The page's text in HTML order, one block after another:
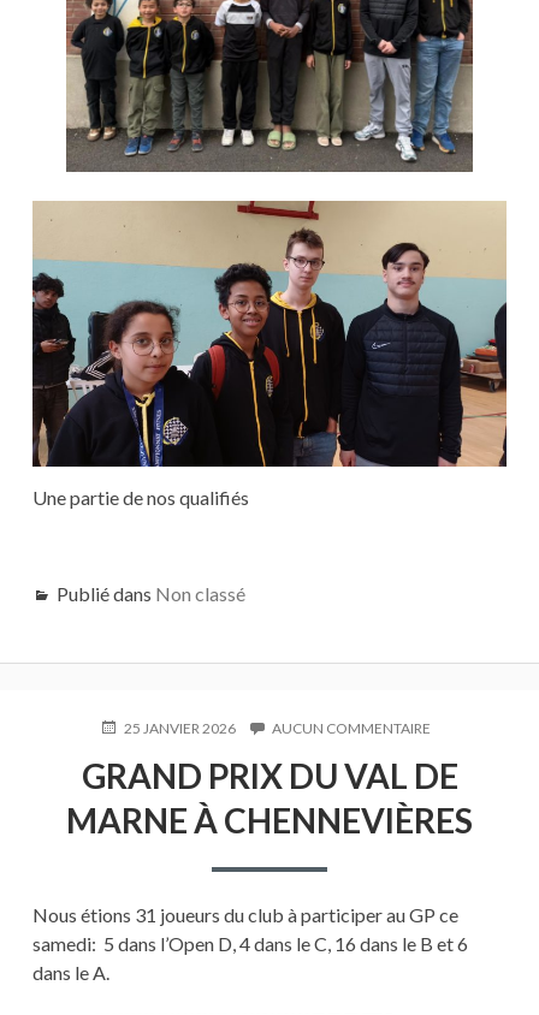
Une partie de nos qualifiés
Publié dans Non classé
PUBLIÉ25 JANVIER 2026 AUCUN COMMENTAIRE
PRIX
DU
VAL
DE
GRAND PRIX DU VAL DE
MARNE À CHENNEVIÈRES
Nous étions 31 joueurs du club à participer au GP ce
samedi: 5 dans l’Open D, 4 dans le C, 16 dans le B et 6
dans le A.